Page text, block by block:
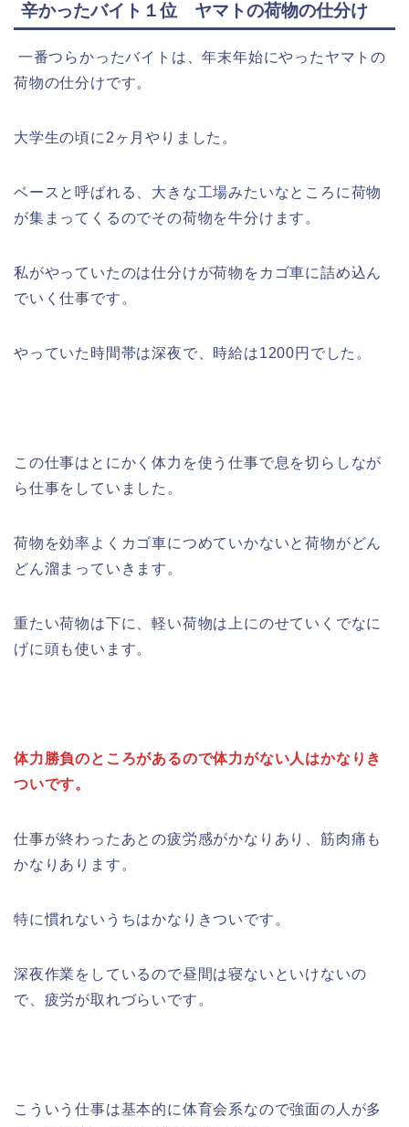
辛かったバイト１位 ヤマトの荷物の仕分け
一番つらかったバイトは、年末年始にやったヤマトの
荷物の仕分けです。
大学生の頃に2ヶ月やりました。
ベースと呼ばれる、大きな工場みたいなところに荷物
が集まってくるのでその荷物を牛分けます。
私がやっていたのは仕分けが荷物をカゴ車に詰め込ん
でいく仕事です。
やっていた時間帯は深夜で、時給は1200円でした。
この仕事はとにかく体力を使う仕事で息を切らしなが
ら仕事をしていました。
荷物を効率よくカゴ車につめていかないと荷物がどん
どん溜まっていきます。
重たい荷物は下に、軽い荷物は上にのせていくでなに
げに頭も使います。
体力勝負のところがあるので体力がない人はかなりき
ついです。
仕事が終わったあとの疲労感がかなりあり、筋肉痛も
かなりあります。
特に慣れないうちはかなりきついです。
深夜作業をしているので昼間は寝ないといけないの
で、疲労が取れづらいです。
こういう仕事は基本的に体育会系なので強面の人が多